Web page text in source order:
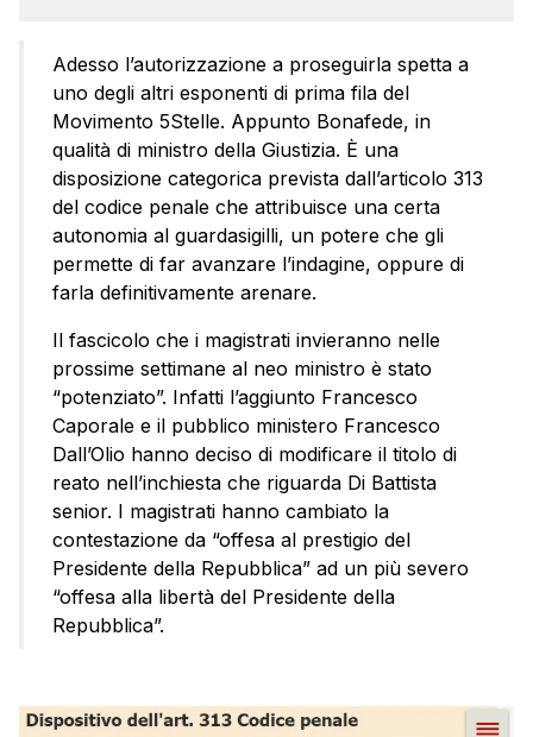
Adesso l’autorizzazione a proseguirla spetta a
uno degli altri esponenti di prima fila del
Movimento 5Stelle. Appunto Bonafede, in
qualità di ministro della Giustizia. È una
disposizione categorica prevista dall’articolo 313
del codice penale che attribuisce una certa
autonomia al guardasigilli, un potere che gli
permette di far avanzare l’indagine, oppure di
farla definitivamente arenare.
Il fascicolo che i magistrati invieranno nelle
prossime settimane al neo ministro è stato
“potenziato”. Infatti l’aggiunto Francesco
Caporale e il pubblico ministero Francesco
Dall’Olio hanno deciso di modificare il titolo di
reato nell’inchiesta che riguarda Di Battista
senior. I magistrati hanno cambiato la
contestazione da “offesa al prestigio del
Presidente della Repubblica” ad un più severo
“offesa alla libertà del Presidente della
Repubblica”.